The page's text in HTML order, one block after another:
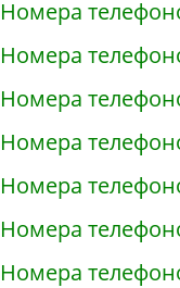
Номера
Номера
Номера
Номера
Номера
Номера
Номера